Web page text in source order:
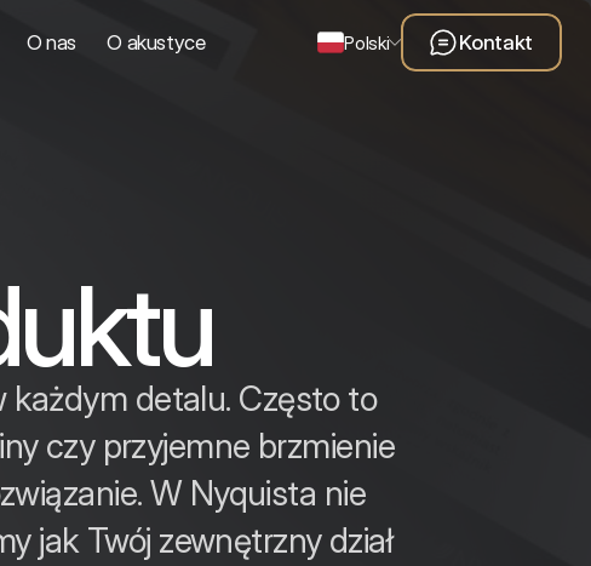
O nas O akustyce Polski Kontakt
detalu. Często to
czy przyjemne brzmienie
W Nyquista nie
jak Twój zewnętrzny dział